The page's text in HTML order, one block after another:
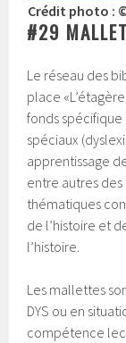
Crédit photo :
#29
Le réseau des
place
fonds spécifique
spéciaux
apprentissage
entre autres
thématiques
de l’histoire et
l’histoire.
Les mallettes
DYS ou en
compétence